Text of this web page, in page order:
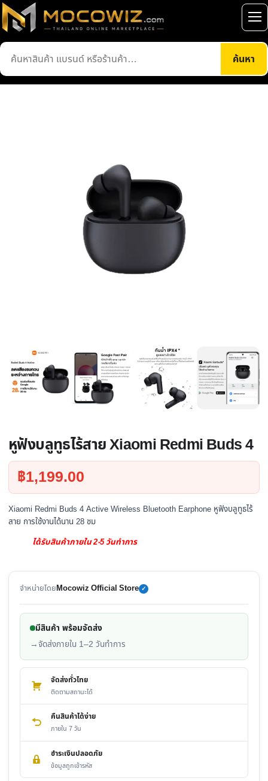
ข้าม
ไป
ยัง
เนื้อหา
ค้นหา
สินค้า
ค้นหา
เปิ
เม
หูฟังบลูทูธไร้สาย Xiaomi Redmi Buds 4
฿1,199.00
Xiaomi Redmi Buds 4 Active Wireless Bluetooth Earphone หูฟังบลูทูธไร้
สาย การใช้งานได้นาน 28 ชม
ได้รับสินค้าภายใน 2-5 วันทำการ
จำหน่ายโดยMocowiz Official Store ✓
มีสินค้า พร้อมจัดส่ง
→จัดส่งภายใน 1–2 วันทำการ
จัดส่งทั่วไทย
ติดตามสถานะได้
คืนสินค้าได้ง่าย
ภายใน 7 วัน
ชำระเงินปลอดภัย
ข้อมูลถูกเข้ารหัส